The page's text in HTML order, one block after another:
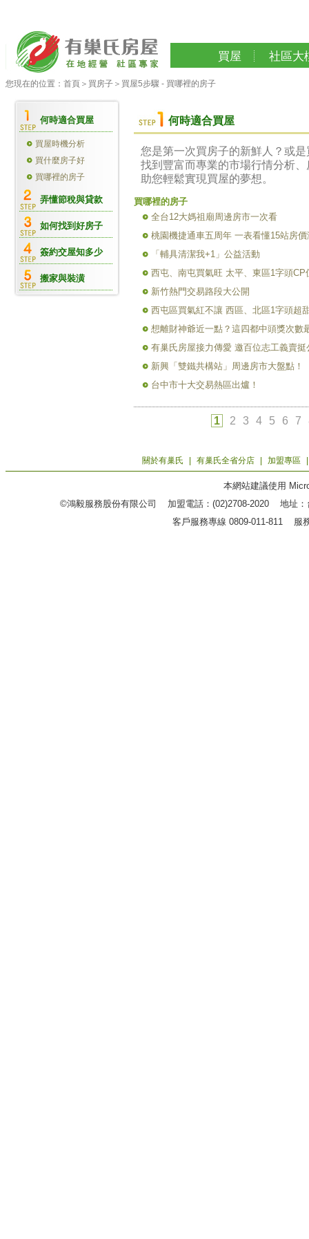
買屋 社區大
您現在的位置： 首頁 ＞ 買房子 ＞ 買屋5步驟 - 買哪裡的房子
何時適合買屋
買屋時機分析
買什麼房子好
買哪裡的房子
弄懂節稅與貸款
如何找到好房子
簽約交屋知多少
搬家與裝潢
何時適合買屋
您是第一次買房子的新鮮人？或
找到豐富而專業的市場行情分析
助您輕鬆實現買屋的夢想。
買哪裡的房子
全台12大媽祖廟周邊房市一次看
桃園機捷通車五周年 一表看懂15站房價
「輔具清潔我+1」公益活動
西屯、南屯買氣旺 太平、東區1字頭CP
新竹熱門交易路段大公開
西屯區買氣紅不讓 西區、北區1字頭超
想離財神爺近一點？這四都中頭獎次數
有巢氏房屋接力傳愛 邀百位志工義賣挺
新興「雙鐵共構站」周邊房市大盤點！
台中市十大交易熱區出爐！
1 2 3 4 5 6 7
關於有巢氏 有巢氏全省分店 加盟專區
本網站建議使用
©鴻毅服務股份有限公司 加盟電話：(02)2708-2020 地址
客戶服務專線 0809-011-811